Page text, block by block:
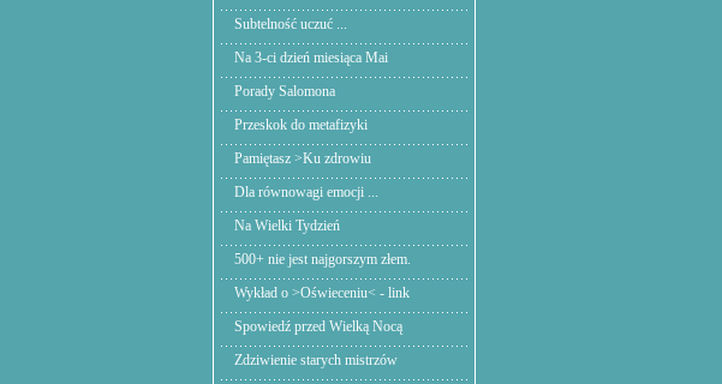
Subtelność uczuć ...
Na 3-ci dzień miesiąca Mai
Porady Salomona
Przeskok do metafizyki
Pamiętasz >Ku zdrowiu
Dla równowagi emocji ...
Na Wielki Tydzień
500+ nie jest najgorszym złem.
Wykład o >Oświeceniu< - link
Spowiedź przed Wielką Nocą
Zdziwienie starych mistrzów